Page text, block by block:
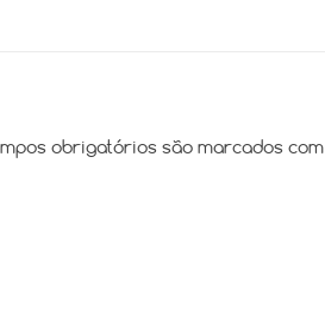
obrigatórios são marcados com